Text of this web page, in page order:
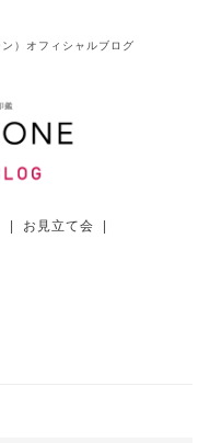
）オフィシャルブログ
お見立て会